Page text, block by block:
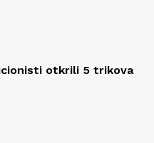
otkrili 5 trikova